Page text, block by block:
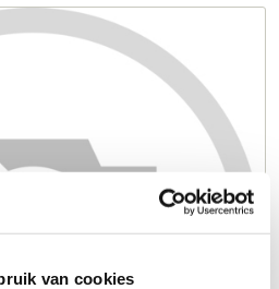
van cookies